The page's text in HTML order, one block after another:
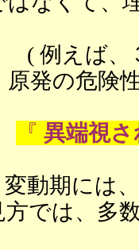
３．１
原発の危険
『 異端視
、常識
方では、多